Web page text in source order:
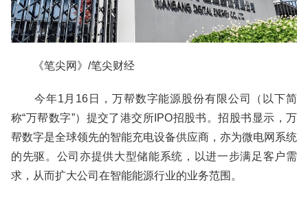
《笔尖网》/笔尖财经
今年1月16日，万帮数字能源股份有限公司（以下简
称“万帮数字”）提交了港交所IPO招股书。招股书显示，万
帮数字是全球领先的智能充电设备供应商，亦为微电网系统
的先驱。公司亦提供大型储能系统，以进一步满足客户需
求，从而扩大公司在智能能源行业的业务范围。